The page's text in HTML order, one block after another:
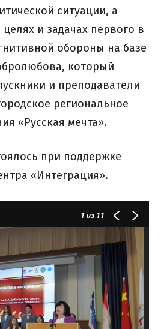
ситуации, а
и задачах первого в
обороны на базе
который
и преподаватели
региональное
«Русская мечта».
при поддержке
«Интеграция».
1 из 11